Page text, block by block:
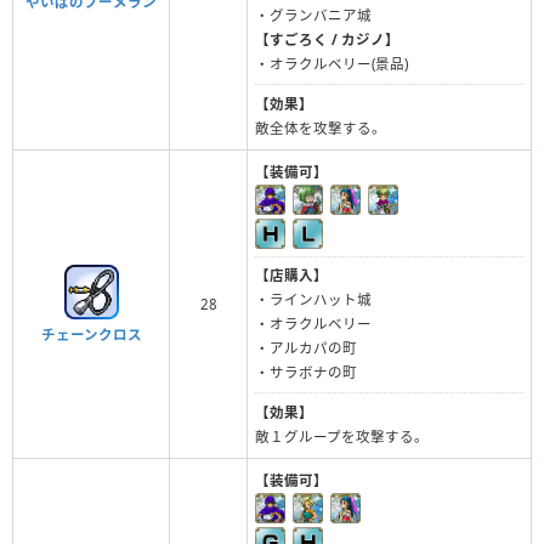
・グランバニア城
【すごろく / カジノ】
・オラクルベリー(景品)
【効果】
敵全体を攻撃する。
チェーンクロス
28
【装備可】
【店購入】
・ラインハット城
・オラクルベリー
・アルカパの町
・サラボナの町
【効果】
敵１グループを攻撃する。
【装備可】